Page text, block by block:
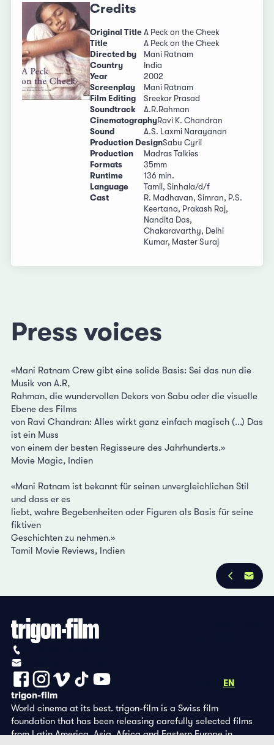
Credits
Original Title A Peck on the Cheek
Title
A Peck on the Cheek
Directed by
Mani Ratnam
Country
India
Year
2002
Screenplay
Mani Ratnam
Film Editing
Sreekar Prasad
Soundtrack
A.R.Rahman
CinematographyRavi K. Chandran
Sound
A.S. Laxmi Narayanan
Production DesignSabu Cyril
Production
Madras Talkies
Formats
35mm
Runtime
136 min.
Language
Tamil, Sinhala/d/f
Cast
R. Madhavan, Simran, P.S.
Keertana, Prakash Raj,
Nandita Das,
Chakaravarthy, Delhi
Kumar, Master Suraj
Press voices
«Mani Ratnam Crew gibt eine solide Basis: Sei das nun die
Musik von A.R,
Rahman, die wundervollen Dekors von Sabu oder die visuelle
Ebene des Films
von Ravi Chandran: Alles wirkt ganz einfach magisch (...) Das
ist ein Muss
von einem der besten Regisseure des Jahrhunderts.»
Movie Magic, Indien
«Mani Ratnam ist bekannt für seinen unvergleichlichen Stil
und dass er es
liebt, wahre Begebenheiten oder Figuren als Basis für seine
fiktiven
Geschichten zu nehmen.»
Tamil Movie Reviews, Indien
EN
trigon-film
World cinema at its best. trigon-film is a Swiss film
foundation that has been releasing carefully selected films
from Latin America, Asia, Africa and Eastern Europe in